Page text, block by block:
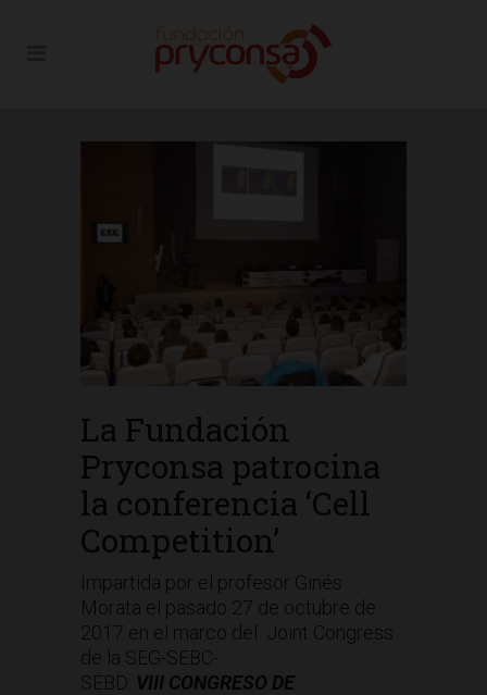
La Fundación
Pryconsa patrocina
la conferencia ‘Cell
Competition’
Impartida por el profesor Ginés
Morata el pasado 27 de octubre de
2017 en el marco del Joint Congress
de la SEG-SEBC-
SEBD: VIII CONGRESO DE